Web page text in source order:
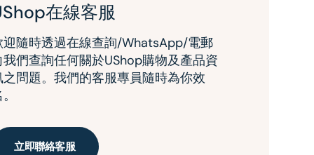
在線客服
迎隨時透過在線查詢/WhatsApp/電郵
我們查詢任何關於UShop購物及產品資
之問題。我們的客服專員隨時為你效
立即聯絡客服